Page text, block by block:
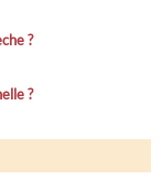
?
?